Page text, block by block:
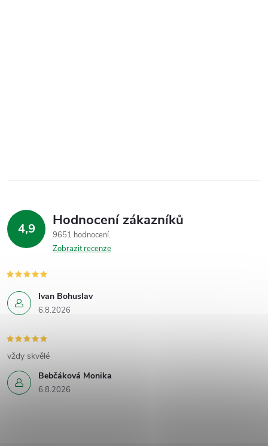
4,9 Hodnocení zákazníků
9651 hodnocení
Zobrazit recenze
Ivan Bohuslav
6.8.2026
Bebčáková Monika
6.8.2026
vždy skvělé